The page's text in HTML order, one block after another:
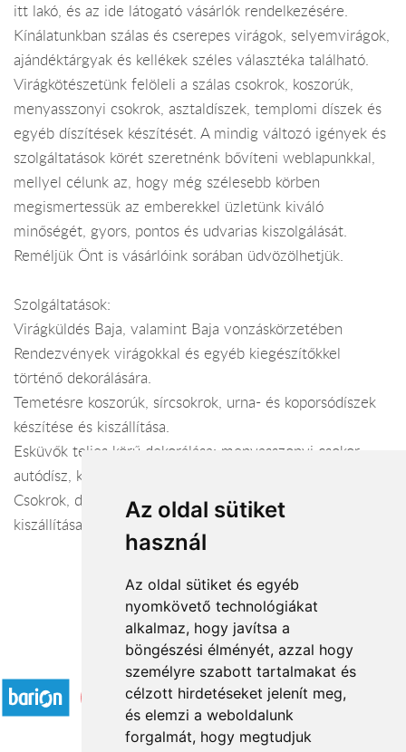
Az oldal sütiket
használ
Az oldal sütiket és egyéb
nyomkövető technológiákat
alkalmaz, hogy javítsa a
böngészési élményét, azzal hogy
személyre szabott tartalmakat és
célzott hirdetéseket jelenít meg,
és elemzi a weboldalunk
forgalmát, hogy megtudjuk
itt lakó, és az ide látogató vásárlók rendelkezésére.
Kínálatunkban szálas és cserepes virágok, selyemvirágok,
ajándéktárgyak és kellékek széles választéka található.
Virágkötészetünk felöleli a szálas csokrok, koszorúk,
menyasszonyi csokrok, asztaldíszek, templomi díszek és
egyéb díszítések készítését. A mindig változó igények és
szolgáltatások körét szeretnénk bővíteni weblapunkkal,
mellyel célunk az, hogy még szélesebb körben
megismertessük az emberekkel üzletünk kiváló
minőségét, gyors, pontos és udvarias kiszolgálását.
Reméljük Önt is vásárlóink sorában üdvözölhetjük.
Szolgáltatások:
Virágküldés Baja, valamint Baja vonzáskörzetében
Rendezvények virágokkal és egyéb kiegészítőkkel
történő dekorálására.
Temetésre koszorúk, sírcsokrok, urna- és koporsódíszek
készítése és kiszállítása.
Esküvők teljes körű dekorálása: menyasszonyi csokor,
autódísz, koszorúslány és dobó csokor, kitűző.
Csokrok, díszek, virágkosarak rendelésre történő
kiszállítása
Elfogadott fizetési módok